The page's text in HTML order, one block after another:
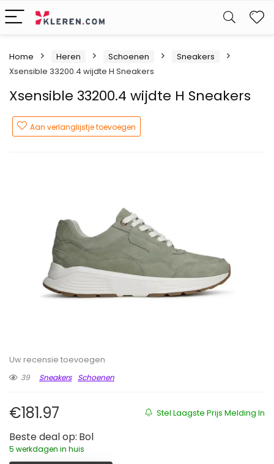
Home Heren Schoenen
Sneakers
Xsensible 33200.4 wijdte H Sneakers
Xsensible 33200.4 wijdte H Sneakers
Aan verlanglijstje toevoegen
Uw recensie toevoegen
39
Sneakers Schoenen
Stel Laagste Prijs Melding In
€181.97
Beste deal op: Bol
5 werkdagen in huis